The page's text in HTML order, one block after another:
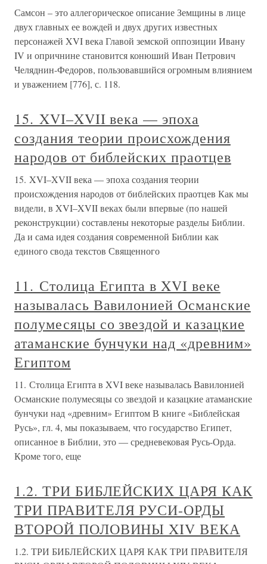
Самсон – это аллегорическое описание Земщины в лице
двух главных ее вождей и двух других известных
персонажей XVI века Главой земской оппозиции Ивану
IV и опричнине становится конюший Иван Петрович
Челяднин-Федоров, пользовавшийся огромным влиянием
и уважением [776], с. 118.
15. XVI–XVII века — эпоха
создания теории происхождения
народов от библейских праотцев
15. XVI–XVII века — эпоха создания теории
происхождения народов от библейских праотцев Как мы
видели, в XVI–XVII веках были впервые (по нашей
реконструкции) составлены некоторые разделы Библии.
Да и сама идея создания современной Библии как
единого свода текстов Священного
11. Столица Египта в XVI веке
называлась Вавилонией Османские
полумесяцы со звездой и казацкие
атаманские бунчуки над «древним»
Египтом
11. Столица Египта в XVI веке называлась Вавилонией
Османские полумесяцы со звездой и казацкие атаманские
бунчуки над «древним» Египтом В книге «Библейская
Русь», гл. 4, мы показываем, что государство Египет,
описанное в Библии, это — средневековая Русь-Орда.
Кроме того, еще
1.2. ТРИ БИБЛЕЙСКИХ ЦАРЯ КАК
ТРИ ПРАВИТЕЛЯ РУСИ-ОРДЫ
ВТОРОЙ ПОЛОВИНЫ XIV ВЕКА
1.2. ТРИ БИБЛЕЙСКИХ ЦАРЯ КАК ТРИ ПРАВИТЕЛЯ